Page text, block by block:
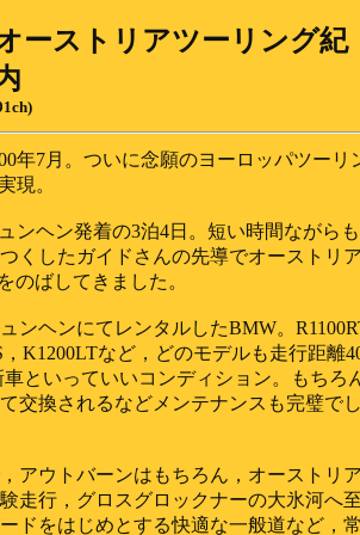
ーストリアツーリング紀
年7月。ついに念願のヨーロッパツーリ
現。
ンヘン発着の3泊4日。短い時間ながらも
くしたガイドさんの先導でオーストリ
のばしてきました。
ンヘンにてレンタルしたBMW。
，K1200LTなど，どのモデルも走行距離
車といっていいコンディション。もちろ
交換されるなどメンテナンスも完璧でし
アウトバーンはもちろん，オーストリ
走行，グロスグロックナーの大氷河へ
ドをはじめとする快適な一般道など，